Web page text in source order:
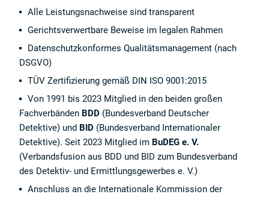
Alle Leistungsnachweise sind transparent
Gerichtsverwertbare Beweise im legalen Rahmen
Datenschutzkonformes Qualitätsmanagement (nach
DSGVO)
TÜV Zertifizierung gemäß DIN ISO 9001:2015
Von 1991 bis 2023 Mitglied in den beiden großen
Fachverbänden BDD (Bundesverband Deutscher
Detektive) und BID (Bundesverband Internationaler
Detektive). Seit 2023 Mitglied im BuDEG e. V.
(Verbandsfusion aus BDD und BID zum Bundesverband
des Detektiv- und Ermittlungsgewerbes e. V.)
Anschluss an die Internationale Kommission der